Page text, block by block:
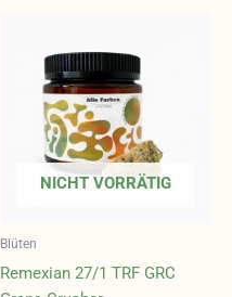
NICHT VORRÄTIG
Blüten
Remexian 27/1 TRF GRC